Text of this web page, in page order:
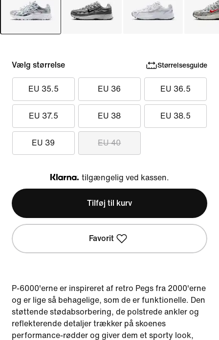
Vælg størrelse Størrelsesguide
EU 35.5 EU 36 EU 36.5
EU 37.5 EU 38 EU 38.5
EU 39 EU 40
Klarna
tilgængelig ved kassen.
Tilføj til kurv
Favorit
P-6000'erne er inspireret af retro Pegs fra 2000'erne
og er lige så behagelige, som de er funktionelle. Den
støttende stødabsorbering, de polstrede ankler og
reflekterende detaljer trækker på skoenes
performance-rødder og giver dem et sporty look,